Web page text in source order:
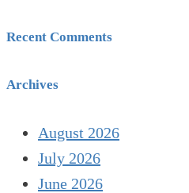
Recent Comments
Archives
August 2026
July 2026
June 2026